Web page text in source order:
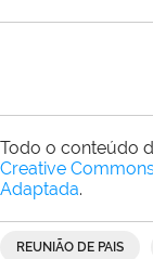
Todo o conteúdo
Creative
Adaptada.
REUNIÃO DE PAIS